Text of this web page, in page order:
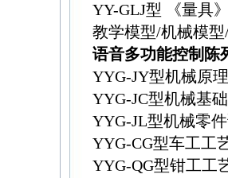
YY-GLJ型 《量具
教学模型/机械模
语音多功能控制陈
YYG-JY型机械原
YYG-JC型机械基
YYG-JL型机械零
YYG-CG型车工工
YYG-QG型钳工工